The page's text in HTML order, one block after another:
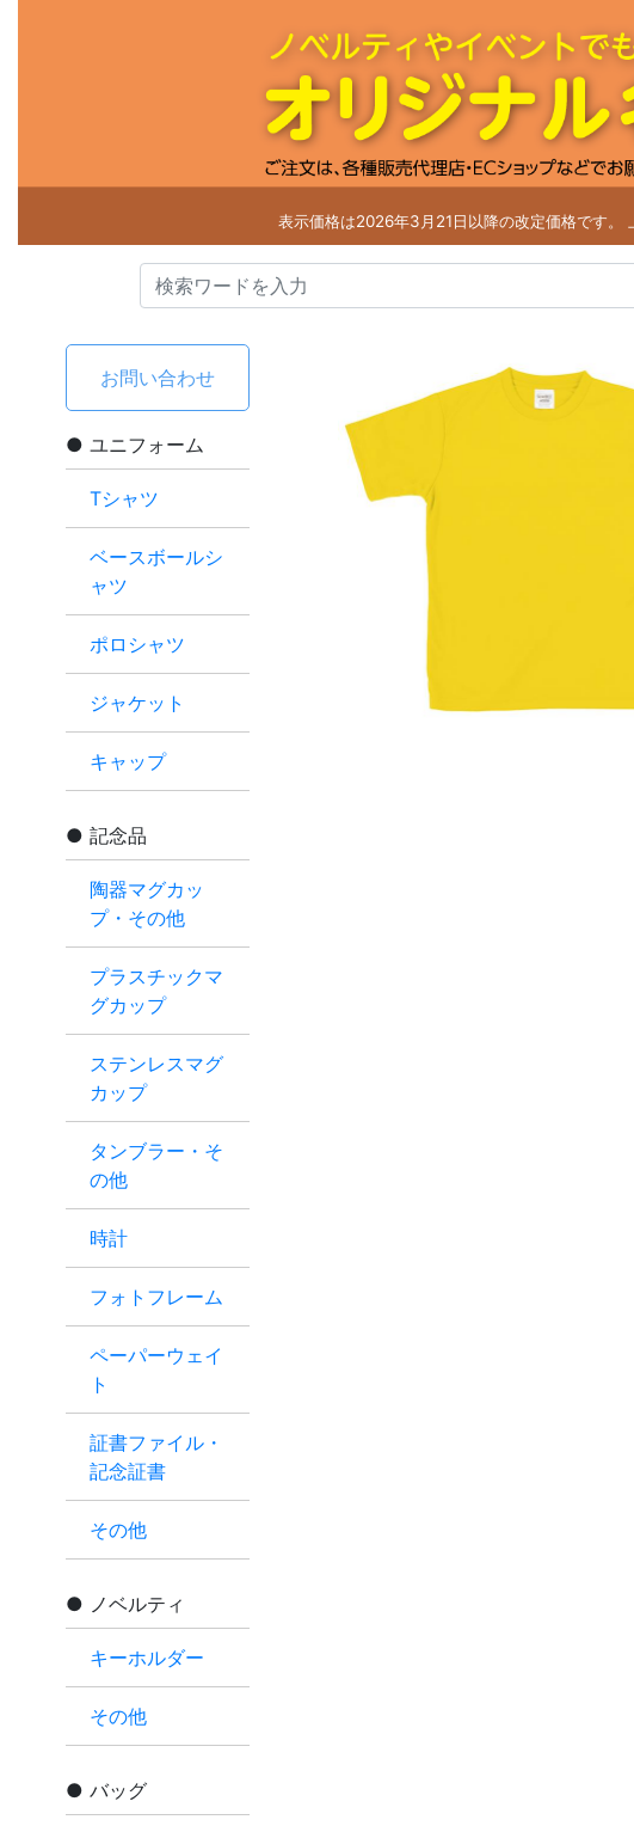
表示価格は2026年3月21日以降の改定価格です。
お問い合わせ
ユニフォーム
Tシャツ
ベースボールシ
ャツ
ポロシャツ
ジャケット
キャップ
記念品
陶器マグカッ
プ・その他
プラスチックマ
グカップ
ステンレスマグ
カップ
タンブラー・そ
の他
時計
フォトフレーム
ペーパーウェイ
ト
証書ファイル・
記念証書
その他
ノベルティ
キーホルダー
その他
バッグ